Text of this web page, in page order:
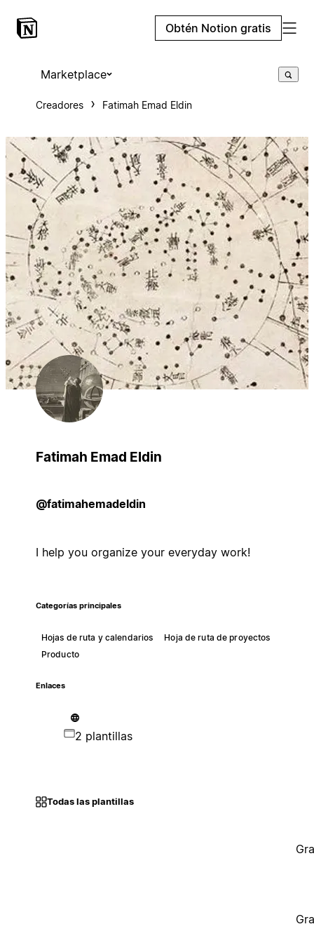
Obtén Notion gratis
Marketplace
Creadores Fatimah Emad Eldin
Fatimah Emad Eldin
@fatimahemadeldin
I help you organize your everyday work!
Categorías principales
Hojas de ruta y calendarios
Hoja de ruta de proyectos
Producto
Enlaces
2 plantillas
Todas las plantillas